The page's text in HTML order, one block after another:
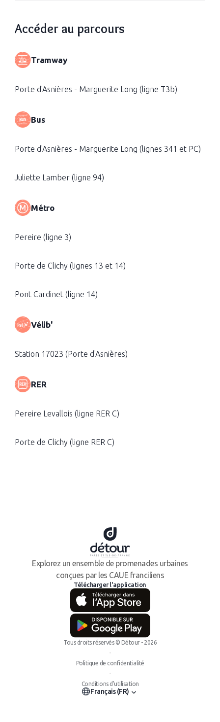
Accéder au parcours
Tramway
Porte d'Asnières - Marguerite Long (ligne T3b)
Bus
Porte d'Asnières - Marguerite Long (lignes 341 et PC)
Juliette Lamber (ligne 94)
Métro
Pereire (ligne 3)
Porte de Clichy (lignes 13 et 14)
Pont Cardinet (ligne 14)
Vélib'
Station 17023 (Porte d'Asnières)
RER
Pereire Levallois (ligne RER C)
Porte de Clichy (ligne RER C)
Explorez un ensemble de promenades urbaines
conçues par les CAUE franciliens
Télécharger l'application
Tous droits réservés © Détour - 2026
•
Politique de confidentialité
•
Conditions d'utilisation
Français (FR)